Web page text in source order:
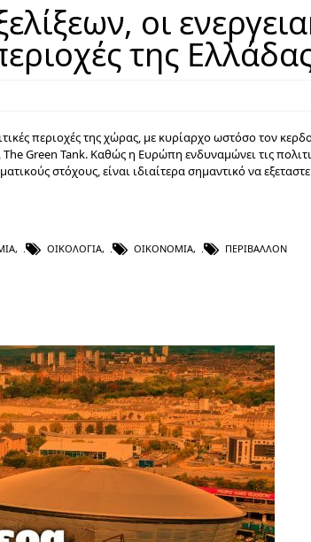
oι
της
περιοχές της χώρας, με κυρίαρχο ωστόσο τον
Green Tank. Καθώς η Ευρώπη ενδυναμώνει τις
στόχους, είναι ιδιαίτερα σημαντικό να
, ΟΙΚΟΛΟΓΊΑ, ΟΙΚΟΝΟΜΊΑ, ΠΕΡΙΒΆΛΛΟΝ